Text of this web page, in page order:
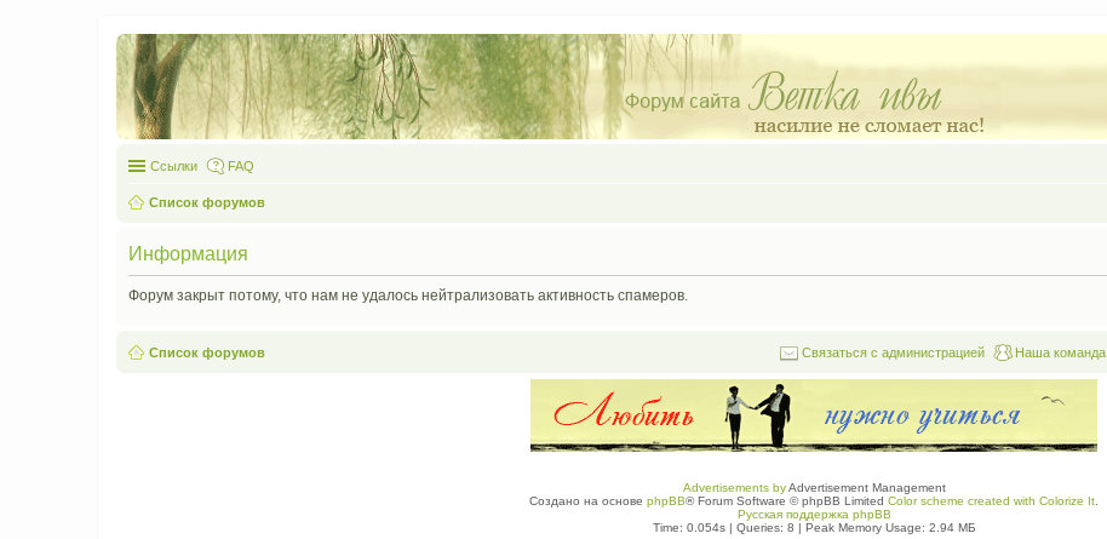
Ссылки FAQ
Список форумов
Информация
Форум закрыт потому, что нам не удалось нейтрализовать активность спамеров.
Список форумов Наша команда
Связаться с администрацией
Advertisements byAdvertisement Management
Создано на основе phpBB® Forum Software © phpBB Limited Color scheme created with Colorize It
Русская поддержка phpBB
Time: 0.054s| Queries: 8 | Peak Memory Usage: 2.94 МБ